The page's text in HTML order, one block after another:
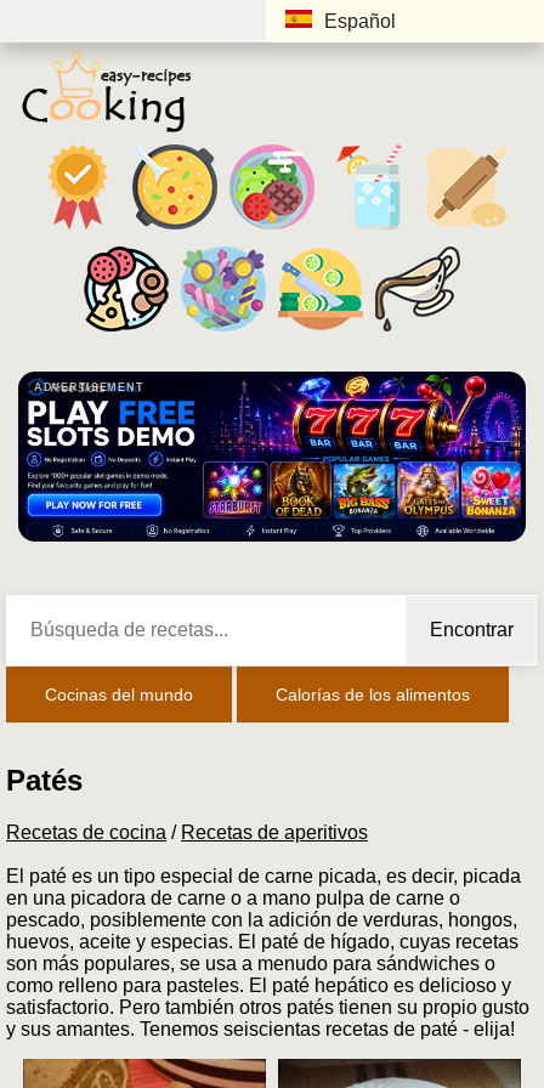
Español
ADVERTISEMENT
Encontrar
Cocinas del mundo Calorías de los alimentos
Patés
Recetas de cocina / Recetas de aperitivos
El paté es un tipo especial de carne picada, es decir, picada
en una picadora de carne o a mano pulpa de carne o
pescado, posiblemente con la adición de verduras, hongos,
huevos, aceite y especias. El paté de hígado, cuyas recetas
son más populares, se usa a menudo para sándwiches o
como relleno para pasteles. El paté hepático es delicioso y
satisfactorio. Pero también otros patés tienen su propio gusto
y sus amantes. Tenemos seiscientas recetas de paté - elija!